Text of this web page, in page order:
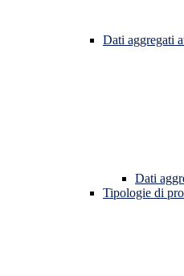
Dati aggregati
Dati
Tipologie di